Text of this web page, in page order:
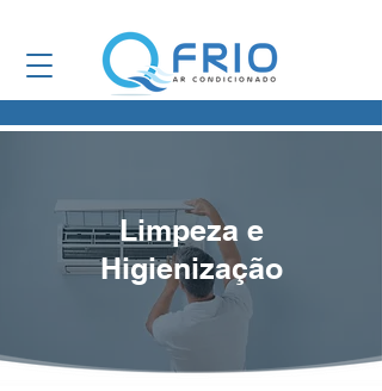
Limpeza e
Higienização